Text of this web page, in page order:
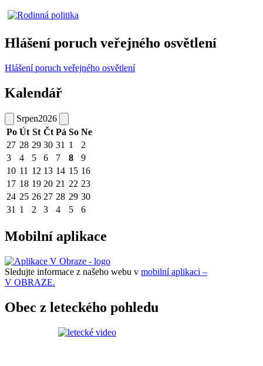
Hlášení poruch veřejného osvětlení
Hlášení poruch veřejného osvětlení
Kalendář
Srpen2026
Po Út St Čt Pá So Ne
27 28 29 30 31 1
2
3
4 5 6 7 8
9
10 11 12 13 14 15 16
17 18 19 20 21 22 23
24 25 26 27 28 29 30
31 1 2 3 4 5 6
Mobilní aplikace
Sledujte informace z našeho webu v mobilní aplikaci –
V OBRAZE.
Obec z leteckého pohledu